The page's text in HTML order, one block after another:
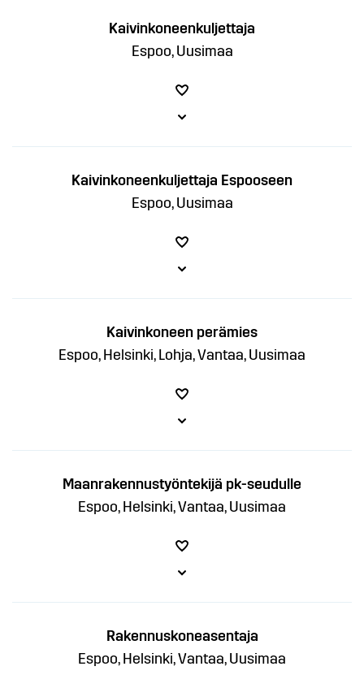
Kaivinkoneenkuljettaja
Espoo, Uusimaa
Kaivinkoneenkuljettaja Espooseen
Espoo, Uusimaa
Kaivinkoneen perämies
Espoo, Helsinki, Lohja, Vantaa, Uusimaa
Maanrakennustyöntekijä pk-seudulle
Espoo, Helsinki, Vantaa, Uusimaa
Rakennuskoneasentaja
Espoo, Helsinki, Vantaa, Uusimaa